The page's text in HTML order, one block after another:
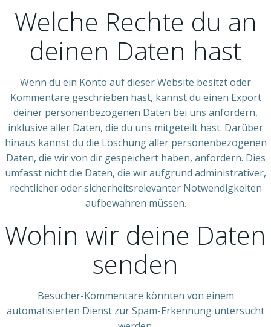
Welche Rechte du an
deinen Daten hast
Wenn du ein Konto auf dieser Website besitzt oder
Kommentare geschrieben hast, kannst du einen Export
deiner personenbezogenen Daten bei uns anfordern,
inklusive aller Daten, die du uns mitgeteilt hast. Darüber
hinaus kannst du die Löschung aller personenbezogenen
Daten, die wir von dir gespeichert haben, anfordern. Dies
umfasst nicht die Daten, die wir aufgrund administrativer,
rechtlicher oder sicherheitsrelevanter Notwendigkeiten
aufbewahren müssen.
Wohin wir deine Daten
senden
Besucher-Kommentare könnten von einem
automatisierten Dienst zur Spam-Erkennung untersucht